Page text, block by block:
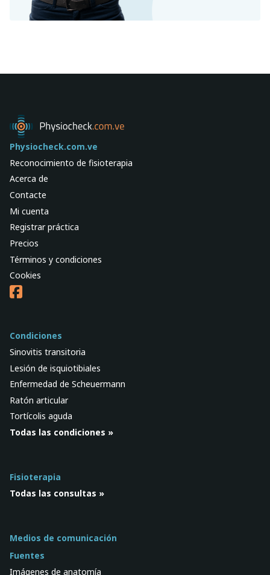
Physiocheck.com.ve
Reconocimiento de fisioterapia
Acerca de
Contacte
Mi cuenta
Registrar práctica
Precios
Términos y condiciones
Cookies
Condiciones
Sinovitis transitoria
Lesión de isquiotibiales
Enfermedad de Scheuermann
Ratón articular
Tortícolis aguda
Todas las condiciones »
Fisioterapia
Todas las consultas »
Medios de comunicación
Fuentes
Imágenes de anatomía